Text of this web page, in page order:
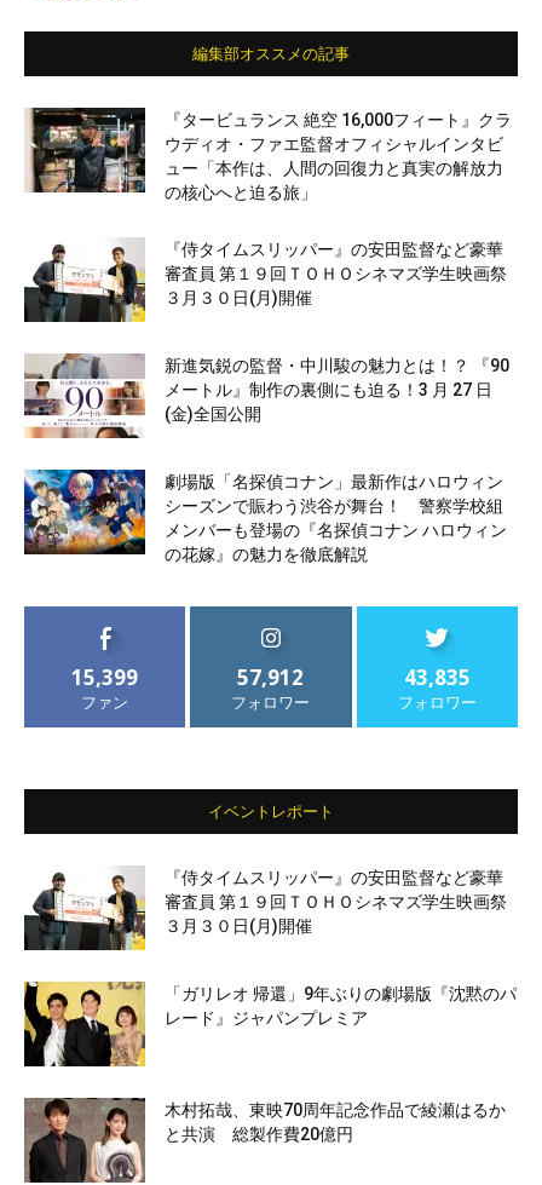
編集部オススメの記事
『タービュランス 絶空 16,000フィート』クラ
ウディオ・ファエ監督オフィシャルインタビ
ュー「本作は、人間の回復力と真実の解放力
の核心へと迫る旅」
『侍タイムスリッパー』の安田監督など豪華
審査員 第１９回ＴＯＨＯシネマズ学生映画祭
３月３０日(月)開催
新進気鋭の監督・中川駿の魅力とは！？ 『90
メートル』制作の裏側にも迫る！3 月 27 日
(金)全国公開
劇場版「名探偵コナン」最新作はハロウィン
シーズンで賑わう渋谷が舞台！ 警察学校組
メンバーも登場の『名探偵コナン ハロウィン
の花嫁』の魅力を徹底解説
15,399
ファン
57,912
フォロワー
43,835
フォロワー
イベントレポート
『侍タイムスリッパー』の安田監督など豪華
審査員 第１９回ＴＯＨＯシネマズ学生映画祭
３月３０日(月)開催
「ガリレオ 帰還」9年ぶりの劇場版『沈黙のパ
レード』ジャパンプレミア
木村拓哉、東映70周年記念作品で綾瀬はるか
と共演 総製作費20億円